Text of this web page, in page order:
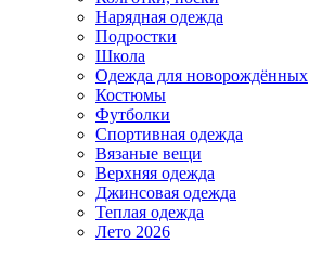
Нарядная одежда
Подростки
Школа
Одежда для новорождённых
Костюмы
Футболки
Спортивная одежда
Вязаные вещи
Верхняя одежда
Джинсовая одежда
Теплая одежда
Лето 2026